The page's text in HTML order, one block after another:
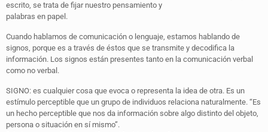
escrito, se trata de fijar nuestro pensamiento y
palabras en papel.
Cuando hablamos de comunicación o lenguaje, estamos hablando de
signos, porque es a través de éstos que se transmite y decodifica la
información. Los signos están presentes tanto en la comunicación verbal
como no verbal.
SIGNO: es cualquier cosa que evoca o representa la idea de otra. Es un
estímulo perceptible que un grupo de individuos relaciona naturalmente. “Es
un hecho perceptible que nos da información sobre algo distinto del objeto,
persona o situación en sí mismo”.